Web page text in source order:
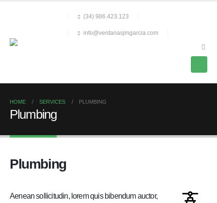
(34) 986.423.123
info@ventanasjmgarcia.com
HOME SERVICES PLUMBING
Plumbing
Plumbing
Aenean sollicitudin, lorem quis bibendum auctor,